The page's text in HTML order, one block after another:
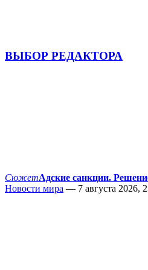
ВЫБОР РЕДАКТОРА
СюжетАдские санкции.
Новости мира — 7 августа 2026,